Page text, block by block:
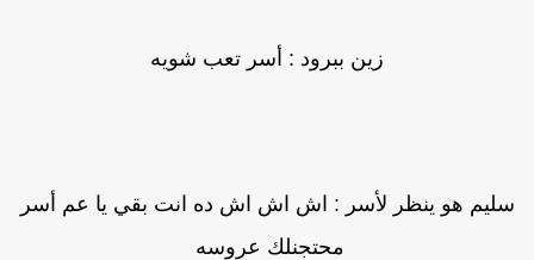
زين ببرود : أسر تعب شويه
هو ينظر لأسر : اش اش اش ده انت بقي يا عم أسر
محتجنلك عروسه